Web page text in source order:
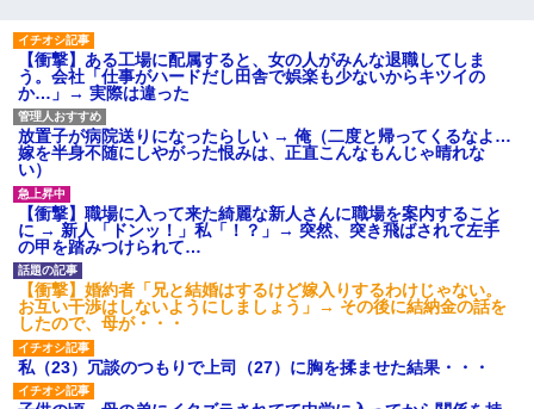
【衝撃】ある工場に配属すると、女の人がみんな退職してしま
う。会社「仕事がハードだし田舎で娯楽も少ないからキツイの
か…」→ 実際は違った
放置子が病院送りになったらしい → 俺（二度と帰ってくるなよ…
嫁を半身不随にしやがった恨みは、正直こんなもんじゃ晴れな
い）
【衝撃】職場に入って来た綺麗な新人さんに職場を案内すること
に → 新人「ドンッ！」私「！？」→ 突然、突き飛ばされて左手
の甲を踏みつけられて…
【衝撃】婚約者「兄と結婚はするけど嫁入りするわけじゃない。
お互い干渉はしないようにしましょう」→ その後に結納金の話を
したので、母が・・・
私（23）冗談のつもりで上司（27）に胸を揉ませた結果・・・